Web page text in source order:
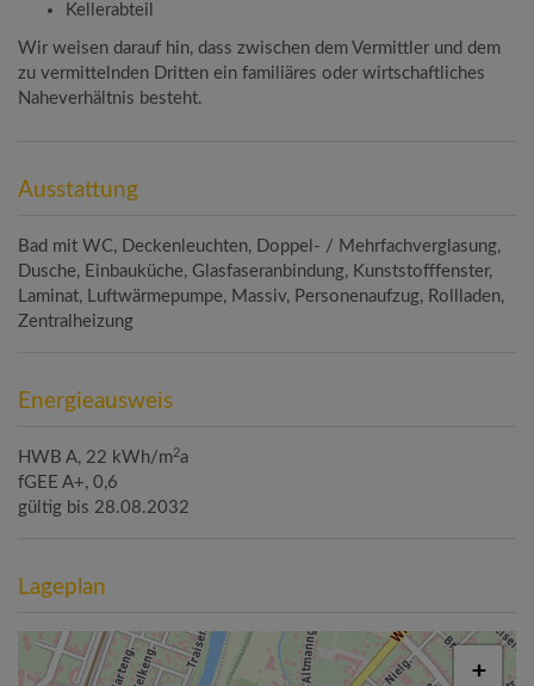
Kellerabteil
Wir weisen darauf hin, dass zwischen dem Vermittler und dem
zu vermittelnden Dritten ein familiäres oder wirtschaftliches
Naheverhältnis besteht.
Ausstattung
Bad mit WC Deckenleuchten
Doppel- / Mehrfachverglasung
Dusche
Einbauküche Glasfaseranbindung
Kunststofffenster
Laminat
Luftwärmepumpe Massiv Personenaufzug
Rollladen
Zentralheizung
Energieausweis
HWB A, 22 kWh/m2a
fGEE A+, 0,6
gültig bis 28.08.2032
Lageplan
+